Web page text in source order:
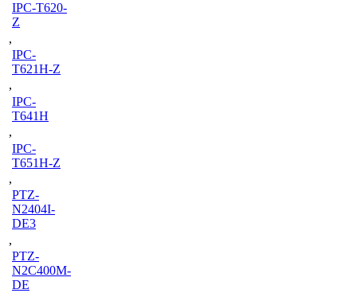
IPC-T620-
Z
,
IPC-
T621H-Z
,
IPC-
T641H
,
IPC-
T651H-Z
,
PTZ-
N2404I-
DE3
,
PTZ-
N2C400M-
DE